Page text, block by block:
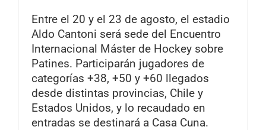
Entre el 20 y el 23 de agosto, el estadio
Aldo Cantoni será sede del Encuentro
Internacional Máster de Hockey sobre
Patines. Participarán jugadores de
categorías +38, +50 y +60 llegados
desde distintas provincias, Chile y
Estados Unidos, y lo recaudado en
entradas se destinará a Casa Cuna.